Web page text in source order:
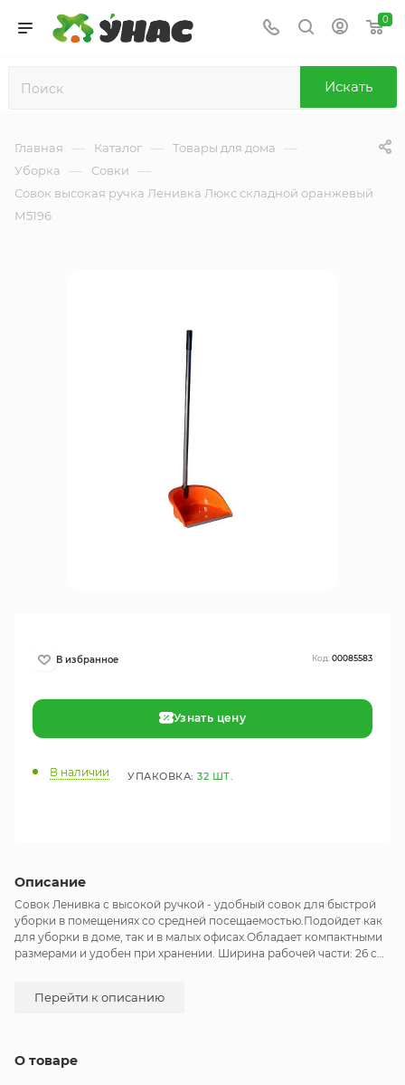
0
Искать
Главная — Каталог — Товары для дома —
Уборка — Совки —
Совок высокая ручка Ленивка Люкс складной оранжевый
М5196
Описание
Совок Ленивка с высокой ручкой - удобный совок для быстрой
уборки в помещениях со средней посещаемостью.Подойдет как
для уборки в доме, так и в малых офисах.Обладает компактными
размерами и удобен при хранении. Ширина рабочей части: 26 см.
Перейти к описанию
О товаре
Код:00085583
Узнать цену
В наличии УПАКОВКА: 32 ШТ.